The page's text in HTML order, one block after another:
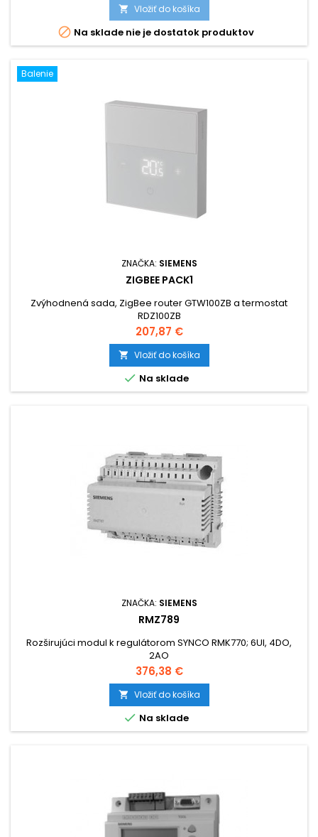
 Vložiť do košíka
 Na sklade nie je dostatok produktov
Balenie
ZNAČKA: SIEMENS
ZIGBEE PACK1
Zvýhodnená sada, ZigBee router GTW100ZB a termostat
RDZ100ZB
Cena
207,87 €
 Vložiť do košíka
 Na sklade
ZNAČKA: SIEMENS
RMZ789
Rozširujúci modul k regulátorom SYNCO RMK770; 6UI, 4DO,
2AO
Cena
376,38 €
 Vložiť do košíka
 Na sklade